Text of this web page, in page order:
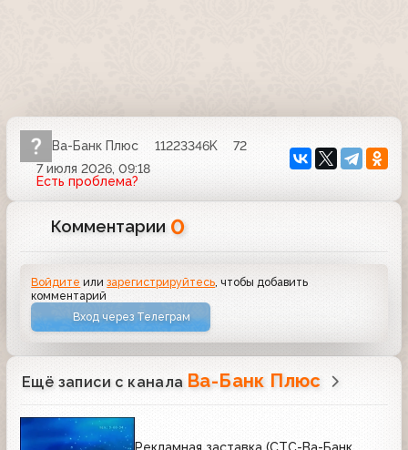
Ва-Банк Плюс 11223346K
72
7 июля 2026, 09:18
Есть проблема?
Комментарии 0
Войдите илизарегистрируйтесь , чтобы добавить
комментарий
Вход через Телеграм
Ещё записи с канала Ва-Банк Плюс